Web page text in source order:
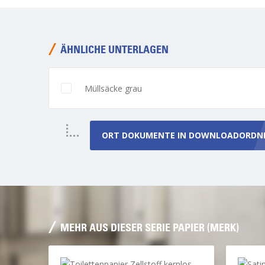
ÄHNLICHE UNTERLAGEN
Müllsäcke grau
ORT DOKUMENTE IN
MEHR AUS DIESER SERIE PAPIER (MERK)